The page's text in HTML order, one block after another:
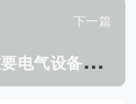
下一篇
N
B/T 20283-2014 核电厂安全重要电气设备鉴定 环境条件分类.pdf